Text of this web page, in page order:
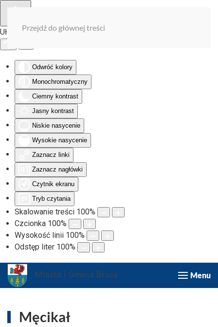
Ułatwienia dostępu
Odwróć kolory
Monochromatyczny
Ciemny kontrast
Jasny kontrast
Niskie nasycenie
Wysokie nasycenie
Zaznacz linki
Zaznacz nagłówki
Czytnik ekranu
Tryb czytania
Skalowanie treści 100%
Czcionka 100%
Wysokość linii 100%
Odstęp liter 100%
Przejdź do głównej treści
Menu
Męcikał